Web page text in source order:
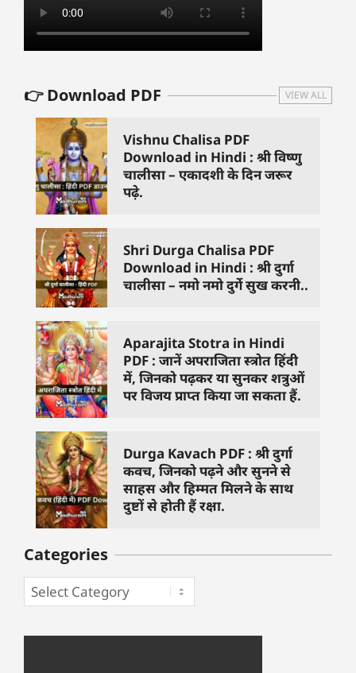
👉 Download PDF VIEW ALL
Vishnu Chalisa PDF
Download in Hindi : श्री विष्णु
चालीसा – एकादशी के दिन जरूर
पढ़े.
Shri Durga Chalisa PDF
Download in Hindi : श्री दुर्गा
चालीसा – नमो नमो दुर्गे सुख करनी..
Aparajita Stotra in Hindi
PDF : जानें अपराजिता स्त्रोत हिंदी
में, जिनको पढ़कर या सुनकर शत्रुओं
पर विजय प्राप्त किया जा सकता हैं.
Durga Kavach PDF : श्री दुर्गा
कवच, जिनको पढ़ने और सुनने से
साहस और हिम्मत मिलने के साथ
दुष्टों से होती हैं रक्षा.
Categories